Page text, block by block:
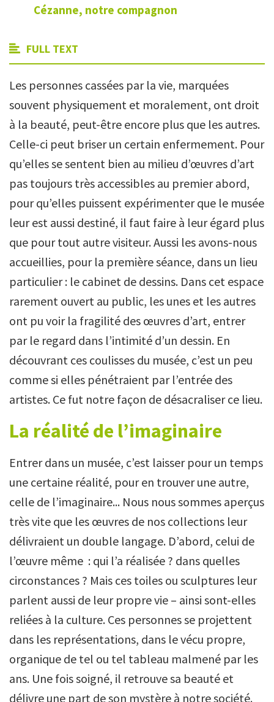
Cézanne, notre compagnon
FULL TEXT
Les personnes cassées par la vie, marquées
souvent physiquement et moralement, ont droit
à la beauté, peut-être encore plus que les autres.
Celle-ci peut briser un certain enfermement. Pour
qu’elles se sentent bien au milieu d’œuvres d’art
pas toujours très accessibles au premier abord,
pour qu’elles puissent expérimenter que le musée
leur est aussi destiné, il faut faire à leur égard plus
que pour tout autre visiteur. Aussi les avons-nous
accueillies, pour la première séance, dans un lieu
particulier : le cabinet de dessins. Dans cet espace
rarement ouvert au public, les unes et les autres
ont pu voir la fragilité des œuvres d’art, entrer
par le regard dans l’intimité d’un dessin. En
découvrant ces coulisses du musée, c’est un peu
comme si elles pénétraient par l’entrée des
artistes. Ce fut notre façon de désacraliser ce lieu.
La réalité de l’imaginaire
Entrer dans un musée, c’est laisser pour un temps
une certaine réalité, pour en trouver une autre,
celle de l’imaginaire... Nous nous sommes aperçus
très vite que les œuvres de nos collections leur
délivraient un double langage. D’abord, celui de
l’œuvre même : qui l’a réalisée ? dans quelles
circonstances ? Mais ces toiles ou sculptures leur
parlent aussi de leur propre vie – ainsi sont-elles
reliées à la culture. Ces personnes se projettent
dans les représentations, dans le vécu propre,
organique de tel ou tel tableau malmené par les
ans. Une fois soigné, il retrouve sa beauté et
délivre une part de son mystère à notre société.